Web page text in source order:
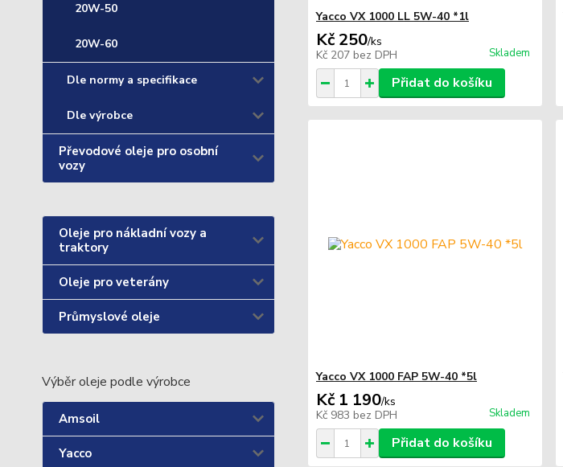
20W-50
20W-60
Dle normy a specifikace
Dle výrobce
Převodové oleje pro osobní
vozy
Oleje pro nákladní vozy a
traktory
Oleje pro veterány
Průmyslové oleje
Výběr oleje podle výrobce
Amsoil
Yacco
Yacco VX 1000 LL 5W-40 *1l
Kč 250/ks
Kč 207 bez DPH Skladem
Přidat do košíku
Yacco VX 1000 FAP 5W-40 *5l
Kč 1 190/ks
Kč 983 bez DPH Skladem
Přidat do košíku